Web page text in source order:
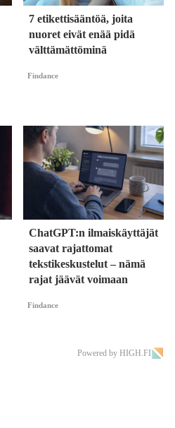
7 etikettisääntöä, joita
nuoret eivät enää pidä
välttämättöminä
Findance
ChatGPT:n ilmaiskäyttäjät
saavat rajattomat
tekstikeskustelut – nämä
rajat jäävät voimaan
Findance
Powered by HIGH.FI